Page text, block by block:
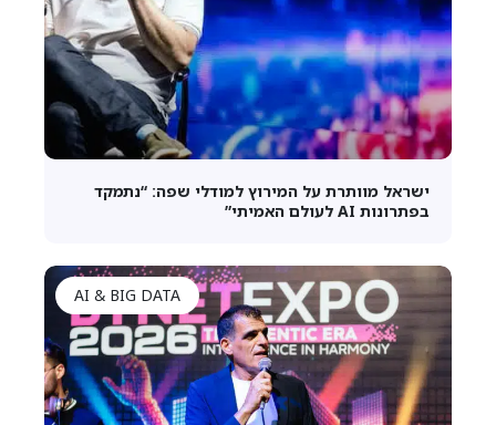
ישראל מוותרת על המירוץ למודלי שפה: “נתמקד
בפתרונות AI לעולם האמיתי”
AI & BIG DATA